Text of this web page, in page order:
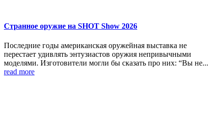
Странное оружие на SHOT Show 2026
Последние годы американская оружейная выставка не
перестает удивлять энтузиастов оружия непривычными
моделями. Изготовители могли бы сказать про них: “Вы не...
read more